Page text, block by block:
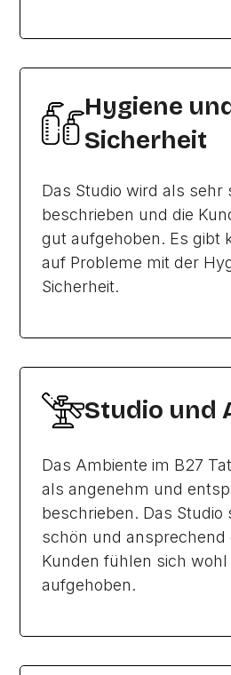
Hygiene
Sicherheit
Das Studio wird als sehr
beschrieben und die
gut aufgehoben. Es gibt
auf Probleme mit der
Sicherheit.
Studio und
Das Ambiente im B27
als angenehm und
beschrieben. Das
schön und ansprechend
Kunden fühlen sich
aufgehoben.